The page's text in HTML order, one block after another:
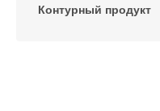
Контурный продукт